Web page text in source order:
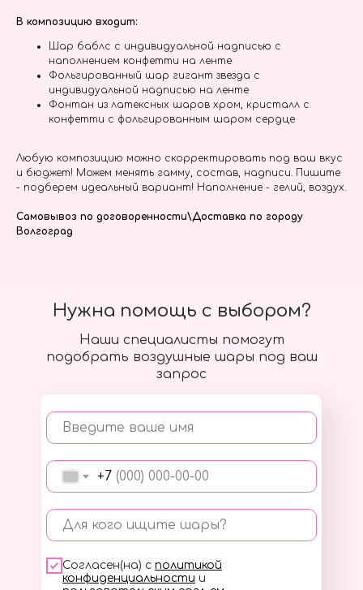
В композицию входит:
Шар баблс с индивидуальной надписью с
наполнением конфетти на ленте
Фольгированный шар гигант звезда с
индивидуальной надписью на ленте
Фонтан из латексных шаров хром, кристалл с
конфетти с фольгированным шаром сердце
Любую композицию можно скорректировать под ваш вкус
и бюджет! Можем менять гамму, состав, надписи. Пишите
- подберем идеальный вариант! Наполнение - гелий, воздух.
Самовывоз по договоренности\Доставка по городу
Волгоград
Наши специалисты помогут
подобрать воздушные шары под ваш
запрос
Введите ваше имя
+7
Для кого ищите шары?
Согласен(на) с политикой
конфиденциальности и
Нужна помощь с выбором?